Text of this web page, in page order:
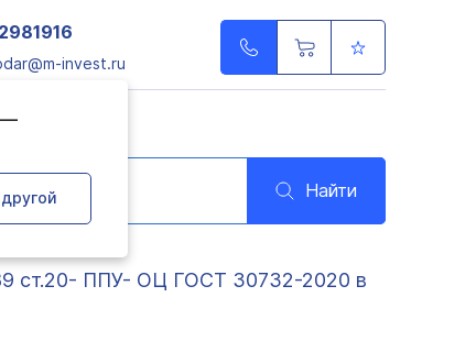
—
invest.ru
Найти
ст.20- ППУ- ОЦ ГОСТ 30732-2020 в